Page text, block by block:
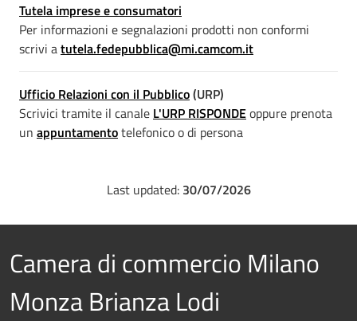
Tutela imprese e consumatori
Per informazioni e segnalazioni prodotti non conformi
scrivi atutela.fedepubblica@mi.camcom.it
Ufficio Relazioni con il Pubblico(URP)
Scrivici tramite il canale L'URP RISPONDEoppure prenota
un appuntamentotelefonico o di persona
Last updated: 30/07/2026
Camera di commercio Milano
Monza Brianza Lodi